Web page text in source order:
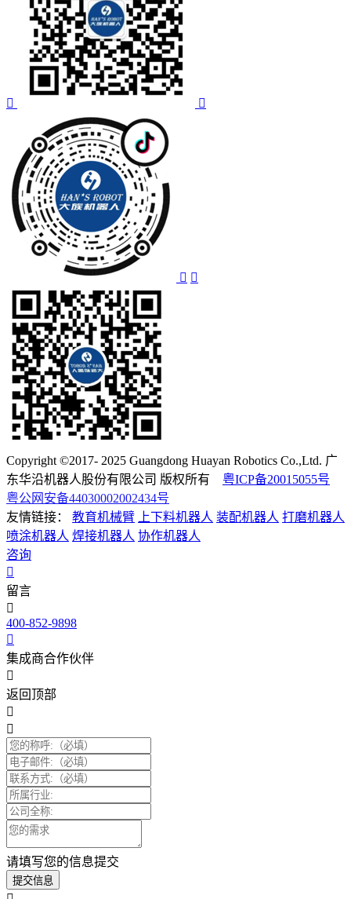
Copyright ©2017- 2025 Guangdong Huayan Robotics Co.,Ltd. 广
东华沿机器人股份有限公司 版权所有 粤ICP备20015055号
粤公网安备44030002002434号
友情链接：
教育机械臂 上下料机器人 装配机器人 打磨机器人
喷涂机器人 焊接机器人 协作机器人
咨询
留言
400-852-9898
集成商合作伙伴
返回顶部
请填写您的信息提交
提交信息